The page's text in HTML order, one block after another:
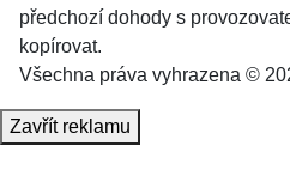
předchozí dohody s
kopírovat.
Všechna práva vyhrazena ©
Zavřít reklamu